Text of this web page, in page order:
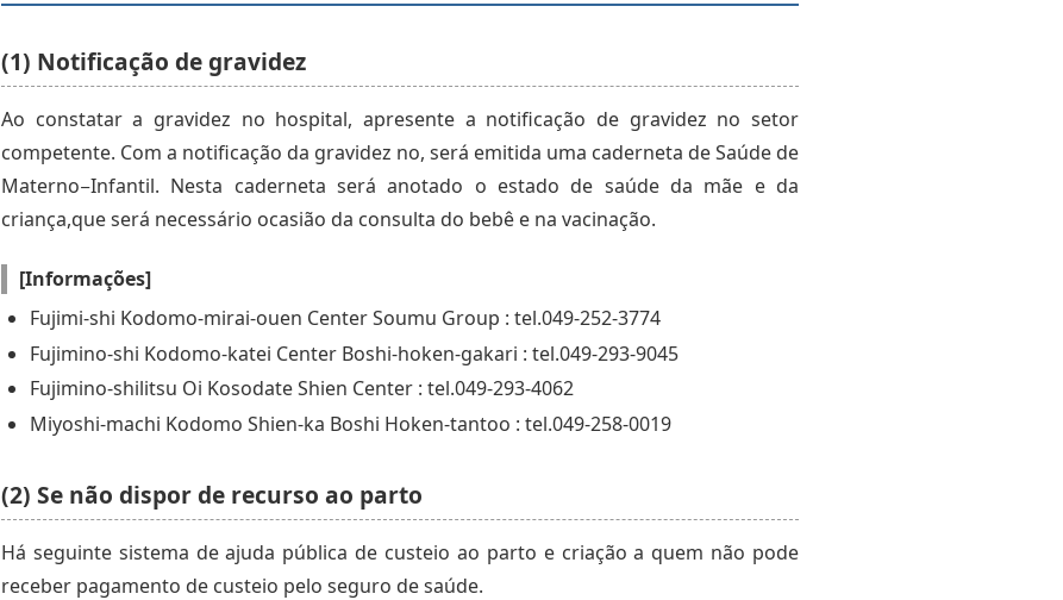
(1) Notificação de gravidez
Ao constatar a gravidez no hospital, apresente a notificação de gravidez no setor
competente. Com a notificação da gravidez no, será emitida uma caderneta de Saúde de
Materno−Infantil. Nesta caderneta será anotado o estado de saúde da mãe e da
criança,que será necessário ocasião da consulta do bebê e na vacinação.
[Informações]
Fujimi-shi Kodomo-mirai-ouen Center Soumu Group : tel.049-252-3774
Fujimino-shi Kodomo-katei Center Boshi-hoken-gakari : tel.049-293-9045
Fujimino-shilitsu Oi Kosodate Shien Center : tel.049-293-4062
Miyoshi-machi Kodomo Shien-ka Boshi Hoken-tantoo : tel.049-258-0019
(2) Se não dispor de recurso ao parto
Há seguinte sistema de ajuda pública de custeio ao parto e criação a quem não pode
receber pagamento de custeio pelo seguro de saúde.